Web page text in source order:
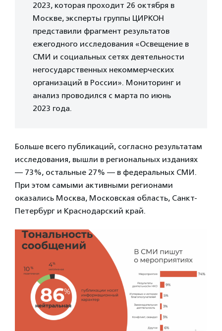
2023, которая проходит 26 октября в
Москве, эксперты группы ЦИРКОН
представили фрагмент результатов
ежегодного исследования «Освещение в
СМИ и социальных сетях деятельности
негосударственных некоммерческих
организаций в России». Мониторинг и
анализ проводился с марта по июнь
2023 года.
Больше всего публикаций, согласно результатам
исследования, вышли в региональных изданиях
— 73%, остальные 27% — в федеральных СМИ.
При этом самыми активными регионами
оказались Москва, Московская область, Санкт-
Петербург и Краснодарский край.